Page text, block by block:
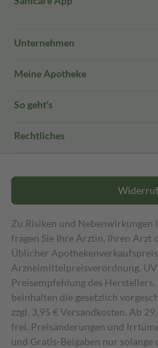
Unternehmen
Meine Apotheke
So geht's
Rechtliches
Zu Risiken und Nebenwirkungen
fragen Sie Ihre Ärztin, Ihren Arzt
Üblicher
Arzneimittelpreisverordnung.
Preisempfehlung des Herstellers.
beinhalten die gesetzlich
zzgl. 3,95 € Versandkosten. Ab
frei. Preisänderungen und
und Gratis-Beigaben nur